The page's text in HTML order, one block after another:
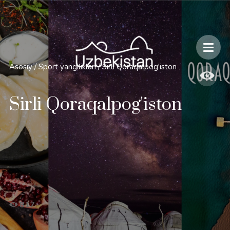
Xavfsizlik va O'zbekiston bo'ylab sayohatlarning o'ziga xos jihatlari
Asosiy / Sport yangiliklari / Sirli Qoraqalpog'iston
Sirli Qoraqalpog'iston
817